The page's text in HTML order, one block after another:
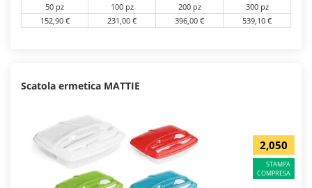
50 pz 100 pz 200 pz
300 pz
152,90 €
231,00 € 396,00 € 539,10 €
Scatola ermetica MATTIE
2,050
STAMPA
COMPRESA